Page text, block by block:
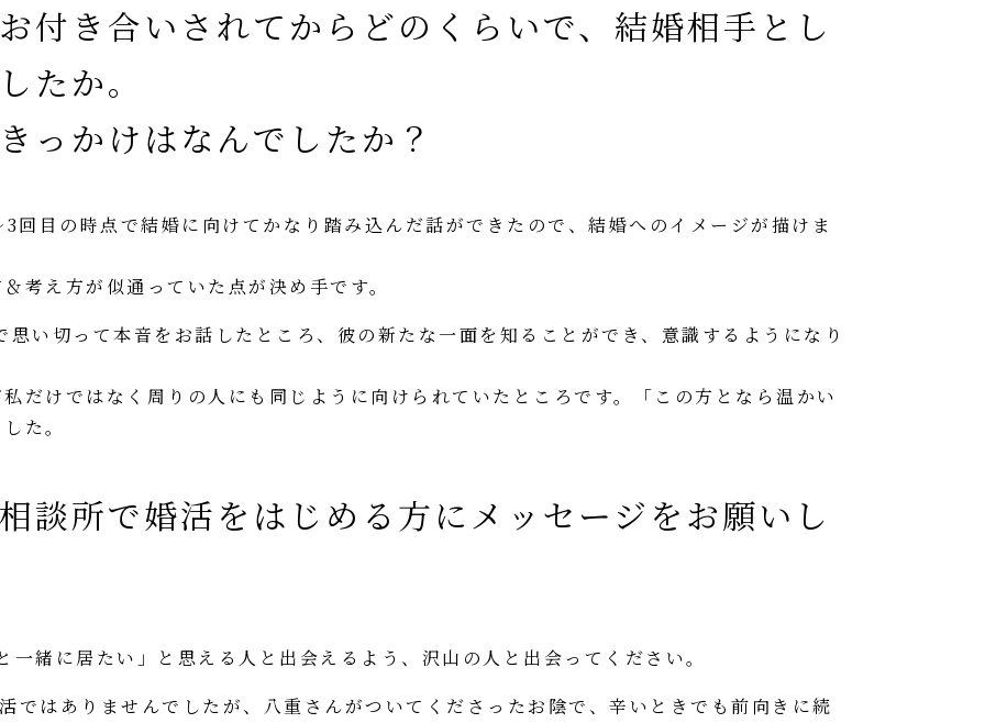
付き合いされてからどのくらいで、結婚相手とし
たか。
っかけはなんでしたか？
回目の時点で結婚に向けてかなり踏み込んだ話ができたので、結婚へのイメージが描けま
考え方が似通っていた点が決め手です。
い切って本音をお話したところ、彼の新たな一面を知ることができ、意識するようになり
だけではなく周りの人にも同じように向けられていたところです。「この方となら温かい
た。
談所で婚活をはじめる方にメッセージをお願いし
緒に居たい」と思える人と出会えるよう、沢山の人と出会ってください。
ではありませんでしたが、八重さんがついてくださったお陰で、辛いときでも前向きに続